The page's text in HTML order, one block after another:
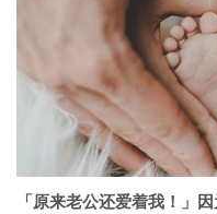
「原来老公还爱着我！」